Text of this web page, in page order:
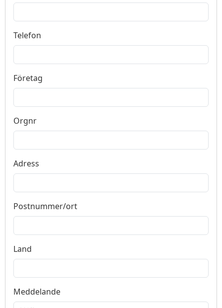
Telefon
Företag
Orgnr
Adress
Postnummer/ort
Land
Meddelande